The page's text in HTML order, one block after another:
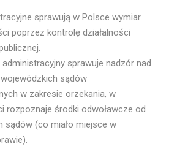
sprawują w Polsce wymiar
poprzez kontrolę działalności
administracyjny sprawuje nadzór nad
sądów
w zakresie orzekania, w
rozpoznaje środki odwoławcze od
sądów (co miało miejsce w